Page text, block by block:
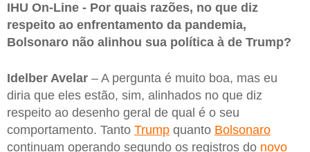
IHU On-Line - Por quais razões, no que diz
respeito ao enfrentamento da pandemia,
Bolsonaro não alinhou sua política à de Trump?
Idelber Avelar – A pergunta é muito boa, mas eu
diria que eles estão, sim, alinhados no que diz
respeito ao desenho geral de qual é o seu
comportamento. Tanto Trump quanto Bolsonaro
continuam operando segundo os registros do novo